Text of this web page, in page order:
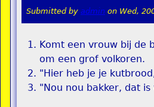
Submitted by admin on Wed,
Komt een vrouw bij de
om een grof volkoren.
"Hier heb je je
"Nou nou bakker, dat